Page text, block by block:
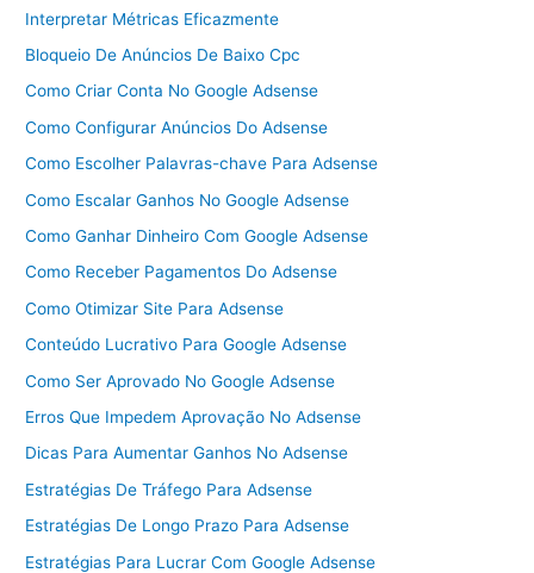
Interpretar Métricas Eficazmente
Bloqueio De Anúncios De Baixo Cpc
Como Criar Conta No Google Adsense
Como Configurar Anúncios Do Adsense
Como Escolher Palavras-chave Para Adsense
Como Escalar Ganhos No Google Adsense
Como Ganhar Dinheiro Com Google Adsense
Como Receber Pagamentos Do Adsense
Como Otimizar Site Para Adsense
Conteúdo Lucrativo Para Google Adsense
Como Ser Aprovado No Google Adsense
Erros Que Impedem Aprovação No Adsense
Dicas Para Aumentar Ganhos No Adsense
Estratégias De Tráfego Para Adsense
Estratégias De Longo Prazo Para Adsense
Estratégias Para Lucrar Com Google Adsense